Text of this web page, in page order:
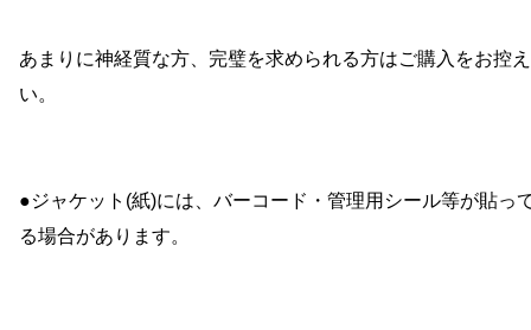
あまりに神経質な方、完璧を求められる方はご購入をお控
い。
●ジャケット(紙)には、バーコード・管理用シール等が貼っ
る場合があります。